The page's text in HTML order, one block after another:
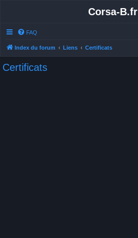
Corsa-B.fr
FAQ
Index du forum Liens Certificats
Certificats